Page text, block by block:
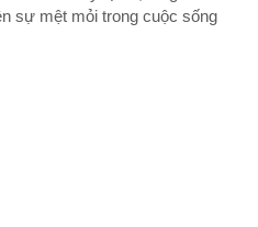
sự mệt mỏi trong cuộc sống